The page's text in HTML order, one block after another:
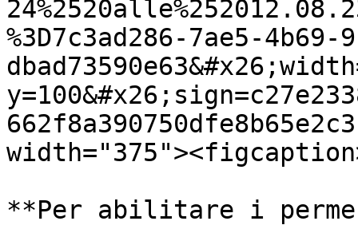
%3D7c3ad286-7ae5-4b69-
**Per abilitare i